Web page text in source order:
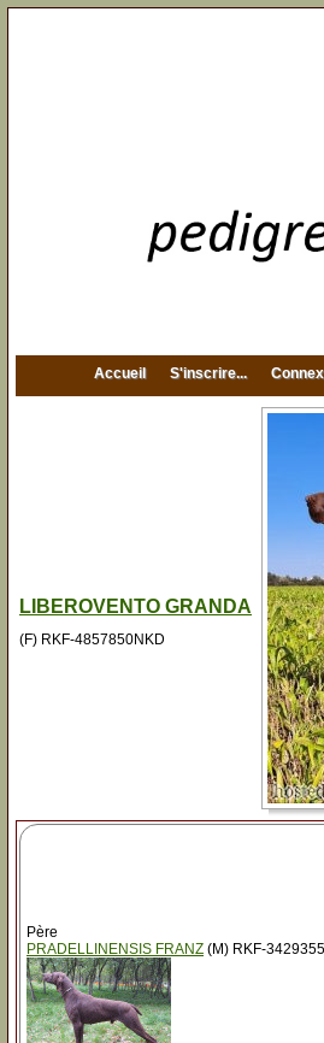
Accueil S'inscrire...
LIBEROVENTO GRANDA
(F) RKF-4857850NKD
Père
PRADELLINENSIS FRANZ (M) RKF-